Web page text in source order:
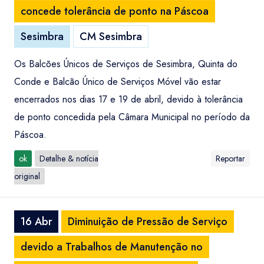
concede tolerância de ponto na Páscoa
Sesimbra
CM Sesimbra
Os Balcões Únicos de Serviços de Sesimbra, Quinta do
Conde e Balcão Único de Serviços Móvel vão estar
encerrados nos dias 17 e 19 de abril, devido à tolerância
de ponto concedida pela Câmara Municipal no período da
Páscoa.
ok
Detalhe & notícia
original
Reportar
16 Abr
Diminuição de Pressão de Serviço
devido a Trabalhos de Manutenção no